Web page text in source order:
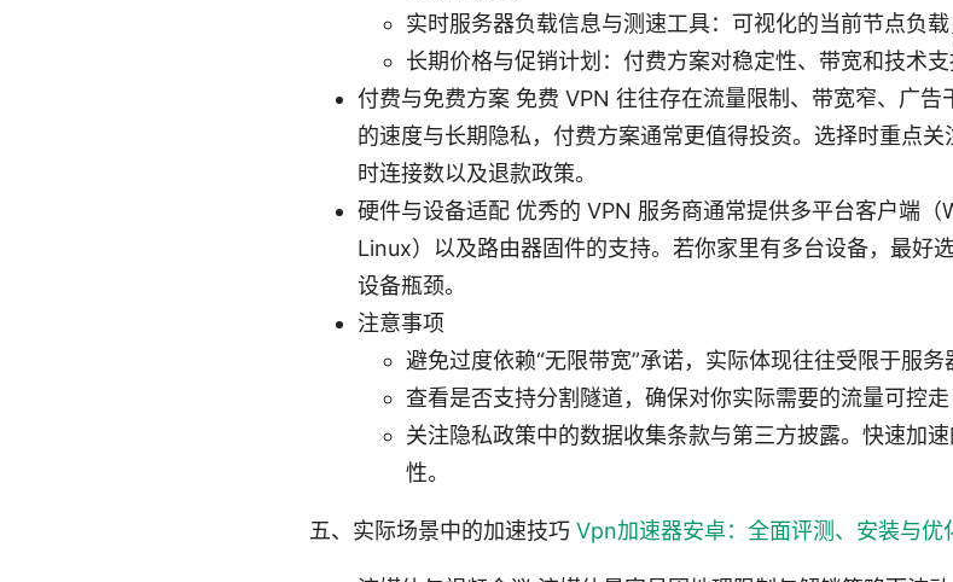
实时服务器负载信息与测速工具：可视化的当前节点负
长期价格与促销计划：付费方案对稳定性、带宽和技术
付费与免费方案 免费 VPN 往往存在流量限制、带宽窄、广
的速度与长期隐私，付费方案通常更值得投资。选择时重点
时连接数以及退款政策。
硬件与设备适配 优秀的 VPN 服务商通常提供多平台客户端
Linux）以及路由器固件的支持。若你家里有多台设备，最好
设备瓶颈。
注意事项
避免过度依赖“无限带宽”承诺，实际体现往往受限于服务
查看是否支持分割隧道，确保对你实际需要的流量可控走
关注隐私政策中的数据收集条款与第三方披露。快速加
性。
五、实际场景中的加速技巧 Vpn加速器安卓：全面评测、安装与优